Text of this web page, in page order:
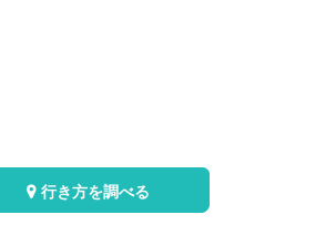
行き方を調べる